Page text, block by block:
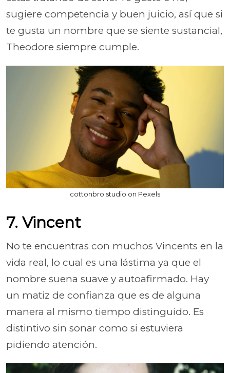
sugiere competencia y buen juicio, así que si
te gusta un nombre que se siente sustancial,
Theodore siempre cumple.
cottonbro studio on Pexels
7. Vincent
No te encuentras con muchos Vincents en la
vida real, lo cual es una lástima ya que el
nombre suena suave y autoafirmado. Hay
un matiz de confianza que es de alguna
manera al mismo tiempo distinguido. Es
distintivo sin sonar como si estuviera
pidiendo atención.